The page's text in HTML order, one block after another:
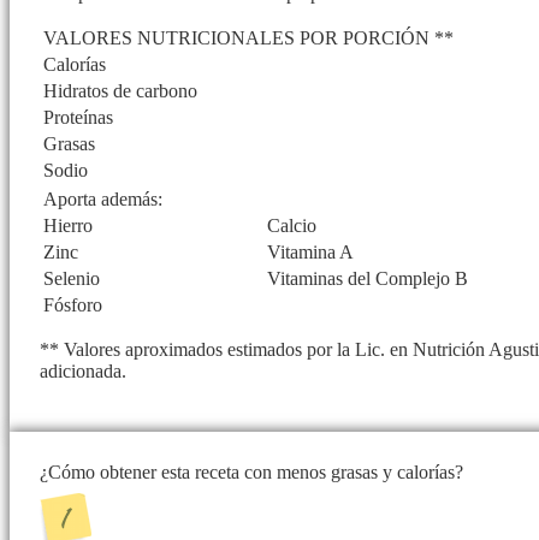
VALORES NUTRICIONALES POR PORCIÓN **
Calorías
Hidratos de carbono
Proteínas
Grasas
Sodio
Aporta además:
Hierro
Calcio
Zinc
Vitamina A
Selenio
Vitaminas del Complejo B
Fósforo
** Valores aproximados estimados por la Lic. en Nutrición
adicionada.
¿Cómo obtener esta receta con menos grasas y calorías?